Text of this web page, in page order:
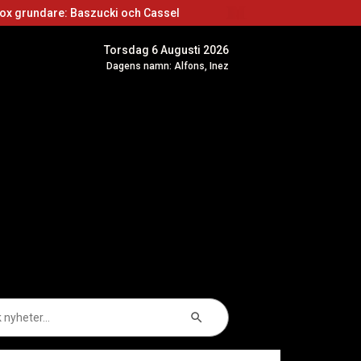
och Cassel
Torsdag 6 Augusti 2026
Dagens namn: Alfons, Inez
Sökknapp